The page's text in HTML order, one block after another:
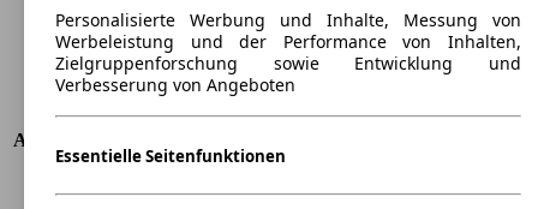
Max. Zuladung
Türen
5
Sitze
5
Dachlast
-
Anhängelast (ungebremst)
Anhängelast (gebremst)
1700 kg
Kofferraumvolumen
540 - 1530 l
Personalisierte Werbung und Inhalte, Messung von
Werbeleistung und der Performance von Inhalten,
Zielgruppenforschung sowie Entwicklung und
Verbesserung von Angeboten
Essentielle Seitenfunktionen